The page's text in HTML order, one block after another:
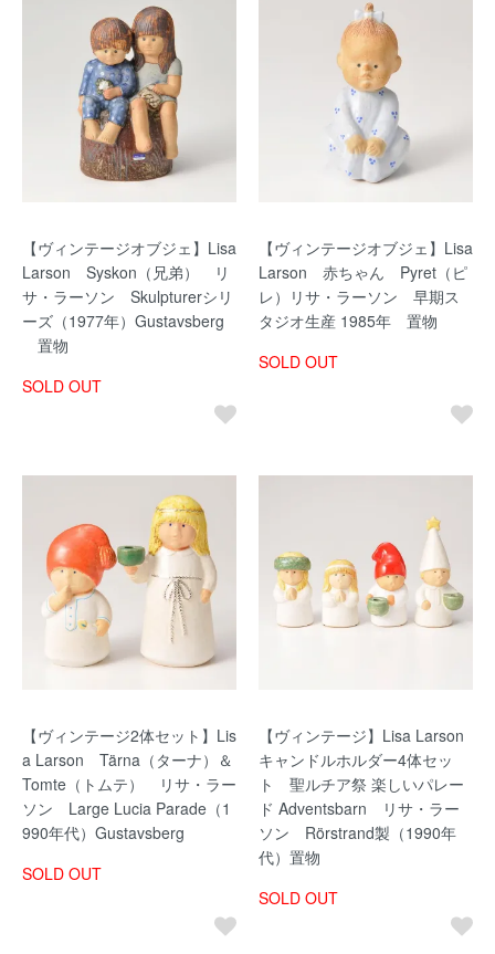
【ヴィンテージオブジェ】Lisa
Larson Syskon（兄弟） リ
サ・ラーソン Skulpturerシリ
ーズ（1977年）Gustavsberg
置物
SOLD OUT
【ヴィンテージオブジェ】Lisa
Larson 赤ちゃん Pyret（ピ
レ）リサ・ラーソン 早期ス
タジオ生産 1985年 置物
SOLD OUT
【ヴィンテージ2体セット】Lis
a Larson Tärna（ターナ）＆
Tomte（トムテ） リサ・ラー
ソン Large Lucia Parade（1
990年代）Gustavsberg
SOLD OUT
【ヴィンテージ】Lisa Larson
キャンドルホルダー4体セッ
ト 聖ルチア祭 楽しいパレー
ド Adventsbarn リサ・ラー
ソン Rörstrand製（1990年
代）置物
SOLD OUT